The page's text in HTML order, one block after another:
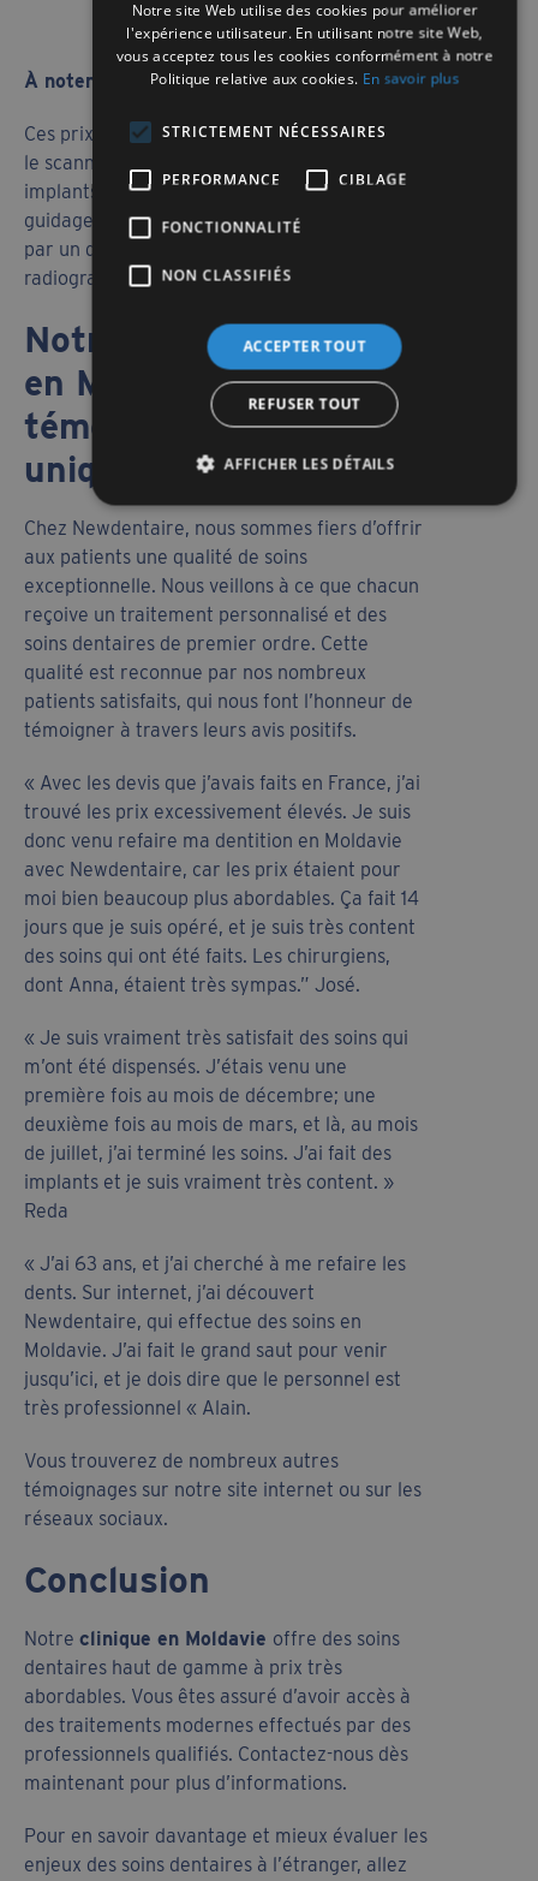
À noter
Ces prix Newdentaire incluent la consultation,
le scanner 3D, le détartrage, la pose des
implants par chirurgien maxillo-facial, le
guidage chirurgical numérique, le suivi local
par un dentiste en France ou en Belgique, les
radiographies de contrôle, etc.
Notre clinique dentaire
en Moldavie : des
témoignages clients
uniquement positifs
Chez Newdentaire, nous sommes fiers d’offrir
aux patients une qualité de soins
exceptionnelle. Nous veillons à ce que chacun
reçoive un traitement personnalisé et des
soins dentaires de premier ordre. Cette
qualité est reconnue par nos nombreux
patients satisfaits, qui nous font l’honneur de
témoigner à travers leurs avis positifs.
« Avec les devis que j’avais faits en France, j’ai
trouvé les prix excessivement élevés. Je suis
donc venu refaire ma dentition en Moldavie
avec Newdentaire, car les prix étaient pour
moi bien beaucoup plus abordables. Ça fait 14
jours que je suis opéré, et je suis très content
des soins qui ont été faits. Les chirurgiens,
dont Anna, étaient très sympas.” José.
« Je suis vraiment très satisfait des soins qui
m’ont été dispensés. J’étais venu une
première fois au mois de décembre; une
deuxième fois au mois de mars, et là, au mois
de juillet, j’ai terminé les soins. J’ai fait des
implants et je suis vraiment très content. »
Reda
« J’ai 63 ans, et j’ai cherché à me refaire les
dents. Sur internet, j’ai découvert
Newdentaire, qui effectue des soins en
Moldavie. J’ai fait le grand saut pour venir
jusqu’ici, et je dois dire que le personnel est
très professionnel « Alain.
Vous trouverez de nombreux autres
témoignages sur notre site internet ou sur les
réseaux sociaux.
Conclusion
Notre clinique en Moldavie offre des soins
dentaires haut de gamme à prix très
abordables. Vous êtes assuré d’avoir accès à
des traitements modernes effectués par des
professionnels qualifiés. Contactez-nous dès
maintenant pour plus d’informations.
Pour en savoir davantage et mieux évaluer les
enjeux des soins dentaires à l’étranger, allez
Notre site Web utilise des cookies pour améliorer
l'expérience utilisateur. En utilisant notre site Web,
vous acceptez tous les cookies conformément à notre
Politique relative aux cookies. En savoir plus
STRICTEMENT NÉCESSAIRES
PERFORMANCE CIBLAGE
FONCTIONNALITÉ
NON CLASSIFIÉS
ACCEPTER TOUT
REFUSER TOUT
AFFICHER LES DÉTAILS